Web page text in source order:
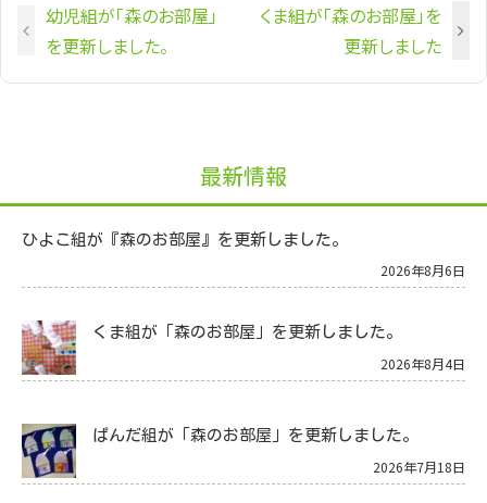
幼児組が「森のお部屋」
を更新しました。
くま組が「森のお部屋」を
更新しました
最新情報
ひよこ組が『森のお部屋』を更新しました。
2026年8月6日
くま組が「森のお部屋」を更新しました。
2026年8月4日
ぱんだ組が「森のお部屋」を更新しました。
2026年7月18日